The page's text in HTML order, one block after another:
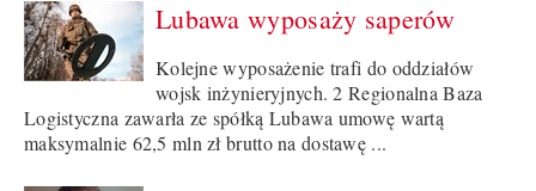
Lubawa wyposaży saperów
Kolejne wyposażenie trafi do oddziałów
wojsk inżynieryjnych. 2 Regionalna Baza
Logistyczna zawarła ze spółką Lubawa umowę wartą
maksymalnie 62,5 mln zł brutto na dostawę ...